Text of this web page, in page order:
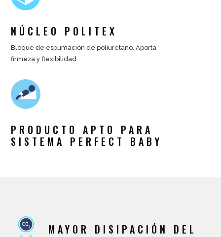
NÚCLEO POLITEX
Bloque de espumación de poliuretano. Aporta
firmeza y flexibilidad
PRODUCTO APTO PARA
SISTEMA PERFECT BABY
MAYOR DISIPACIÓN DEL